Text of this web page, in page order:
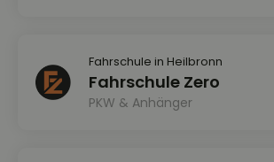
Fahrschule in Heilbronn
Fahrschule Zero
PKW & Anhänger